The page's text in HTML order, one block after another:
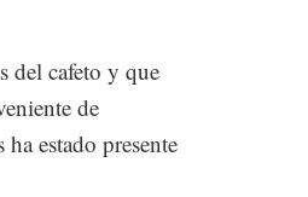
del cafeto y que
de
estado presente